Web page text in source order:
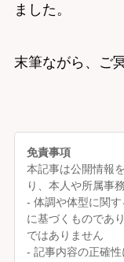
ました。
末筆ながら、ご
免責事項
本記事は公開情報
り、本人や所属事
- 体調や体型に関
に基づくものであ
ではありません
- 記事内容の正確